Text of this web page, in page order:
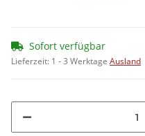
Sofort verfügbar
Lieferzeit: 1 - 3 Werktage Ausland